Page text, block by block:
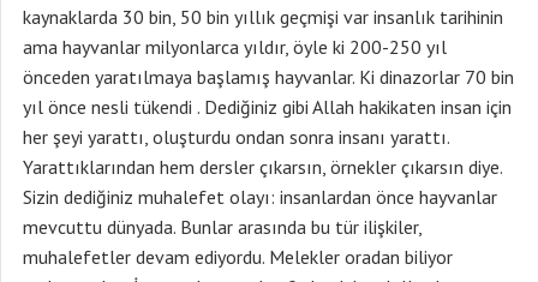
kaynaklarda 30 bin, 50 bin yıllık geçmişi var insanlık tarihinin
ama hayvanlar milyonlarca yıldır, öyle ki 200-250 yıl
önceden yaratılmaya başlamış hayvanlar. Ki dinazorlar 70 bin
yıl önce nesli tükendi . Dediğiniz gibi Allah hakikaten insan için
her şeyi yarattı, oluşturdu ondan sonra insanı yarattı.
Yarattıklarından hem dersler çıkarsın, örnekler çıkarsın diye.
Sizin dediğiniz muhalefet olayı: insanlardan önce hayvanlar
mevcuttu dünyada. Bunlar arasında bu tür ilişkiler,
muhalefetler devam ediyordu. Melekler oradan biliyor